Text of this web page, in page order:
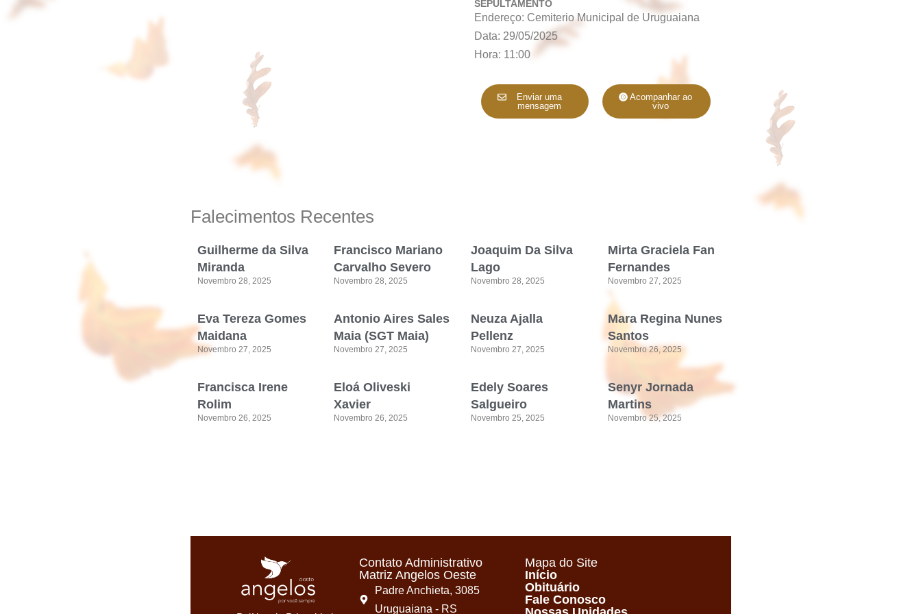
SEPULTAMENTO
Endereço: Cemiterio Municipal de Uruguaiana
Data: 29/05/2025
Hora: 11:00
Enviar uma
mensagem
Acompanhar ao
vivo
Falecimentos Recentes
Guilherme da Silva
Miranda
Novembro 28, 2025
Francisco Mariano
Carvalho Severo
Novembro 28, 2025
Joaquim Da Silva
Lago
Novembro 28, 2025
Mirta Graciela Fan
Fernandes
Novembro 27, 2025
Eva Tereza Gomes
Maidana
Novembro 27, 2025
Antonio Aires Sales
Maia (SGT Maia)
Novembro 27, 2025
Neuza Ajalla
Pellenz
Novembro 27, 2025
Mara Regina Nunes
Santos
Novembro 26, 2025
Francisca Irene
Rolim
Novembro 26, 2025
Eloá Oliveski
Xavier
Novembro 26, 2025
Edely Soares
Salgueiro
Novembro 25, 2025
Senyr Jornada
Martins
Novembro 25, 2025
Contato Administrativo
Matriz Angelos Oeste
Padre Anchieta, 3085
Uruguaiana - RS
Mapa do Site
Início
Obituário
Fale Conosco